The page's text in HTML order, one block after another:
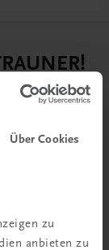
Über Cookies
zu
anbieten zu
mit
verbindet: